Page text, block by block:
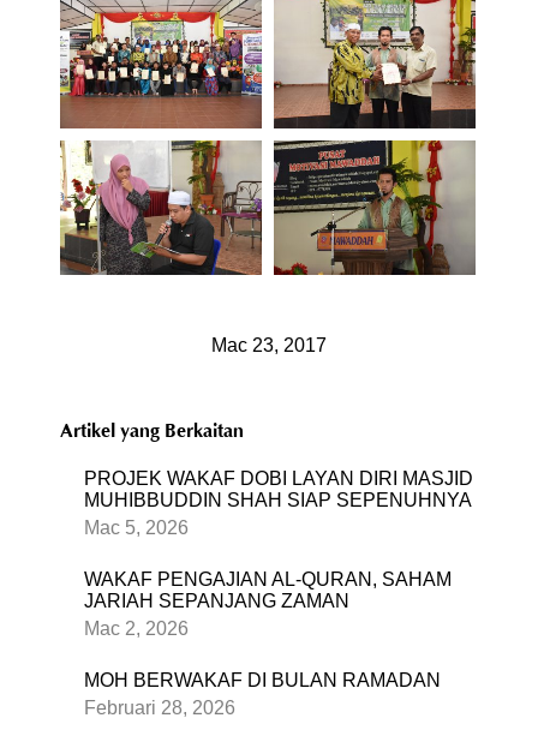
Mac 23, 2017
Artikel yang Berkaitan
PROJEK WAKAF DOBI LAYAN DIRI MASJID
MUHIBBUDDIN SHAH SIAP SEPENUHNYA
Mac 5, 2026
WAKAF PENGAJIAN AL-QURAN, SAHAM
JARIAH SEPANJANG ZAMAN
Mac 2, 2026
MOH BERWAKAF DI BULAN RAMADAN
Februari 28, 2026